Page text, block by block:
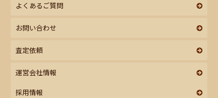
よくあるご質問
お問い合わせ
査定依頼
運営会社情報
採用情報